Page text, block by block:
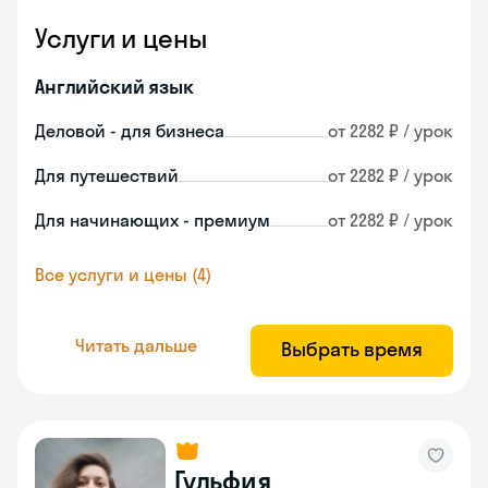
Услуги и цены
Английский язык
Деловой - для бизнеса от 2282 ₽ / урок
Для путешествий от 2282 ₽ / урок
Для начинающих - премиум от 2282 ₽ / урок
Все услуги и цены (4)
Читать дальше Выбрать время
Гульфия